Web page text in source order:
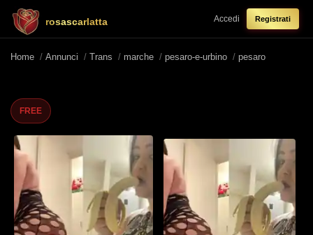
rosascarlatta Accedi Registrati
Home / Annunci / Trans / marche / pesaro-e-urbino / pesaro
FREE